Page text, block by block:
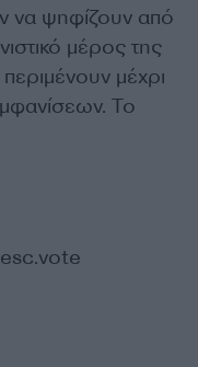
να ψηφίζουν από
μέρος της
μέχρι
Το